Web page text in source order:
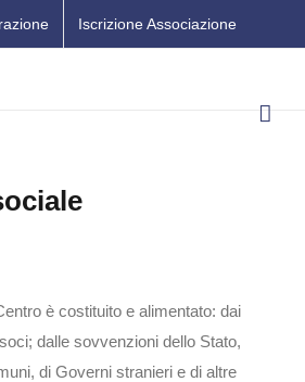
Iscrizione Associazione
è costituito e alimentato: dai
dalle sovvenzioni dello Stato,
di Governi stranieri e di altre